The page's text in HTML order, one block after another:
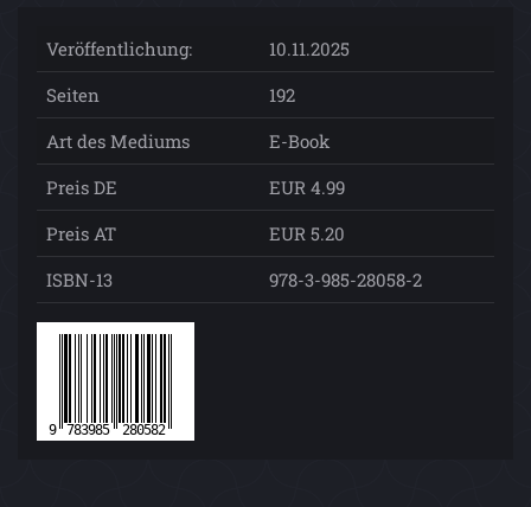
Veröffentlichung:
10.11.2025
Seiten
192
Art des Mediums
E-Book
Preis DE
EUR 4.99
Preis AT
EUR 5.20
ISBN-13
978-3-985-28058-2